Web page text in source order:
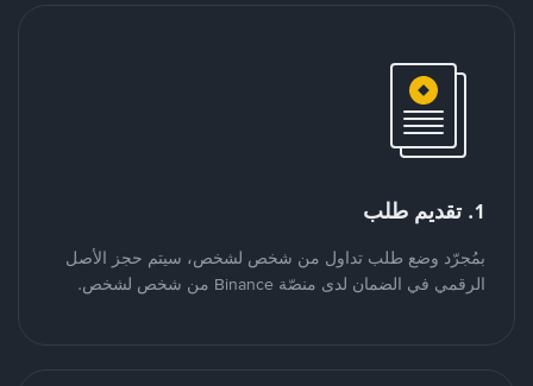
1. تقديم طلب
بمُجرّد وضع طلب تداول من شخص لشخص، سيتم حجز الأصل
الرقمي في الضمان لدى منصّة Binance من شخص لشخص.